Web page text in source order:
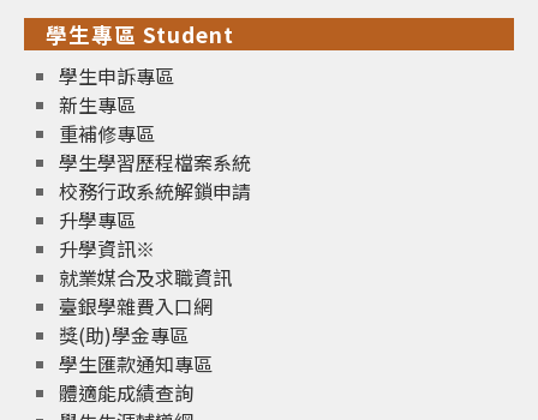
學生專區 Student
學生申訴專區
新生專區
重補修專區
學生學習歷程檔案系統
校務行政系統解鎖申請
升學專區
升學資訊※
就業媒合及求職資訊
臺銀學雜費入口網
獎(助)學金專區
學生匯款通知專區
體適能成績查詢